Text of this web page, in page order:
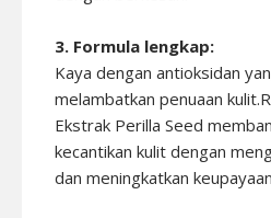
3. Formula lengkap:
Kaya dengan antioksidan
melambatkan penuaan
Ekstrak Perilla Seed
kecantikan kulit dengan
dan meningkatkan